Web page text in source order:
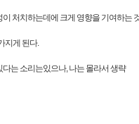
처치하는데에 크게 영향을 기여하는
지게 된다.
는 소리는있으나, 나는 몰라서 생략